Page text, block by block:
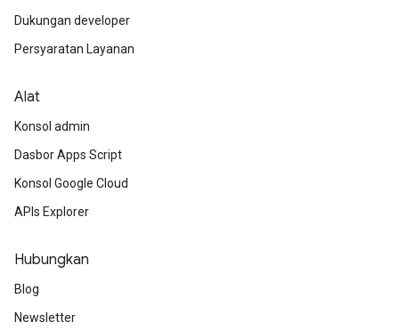
Dukungan developer
Persyaratan Layanan
Alat
Konsol admin
Dasbor Apps Script
Konsol Google Cloud
APIs Explorer
Hubungkan
Blog
Newsletter